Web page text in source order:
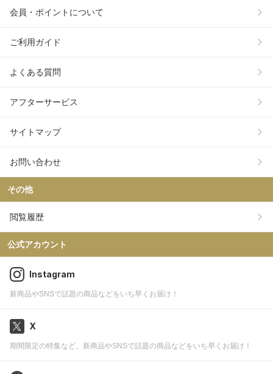
会員・ポイントについて
ご利用ガイド
よくある質問
アフターサービス
サイトマップ
お問い合わせ
その他
閲覧履歴
公式アカウント
Instagram
新商品やSNSで話題の商品などをいち早くお届け！
X
期間限定の特集など、新商品やSNSで話題の商品などをいち早くお届け！